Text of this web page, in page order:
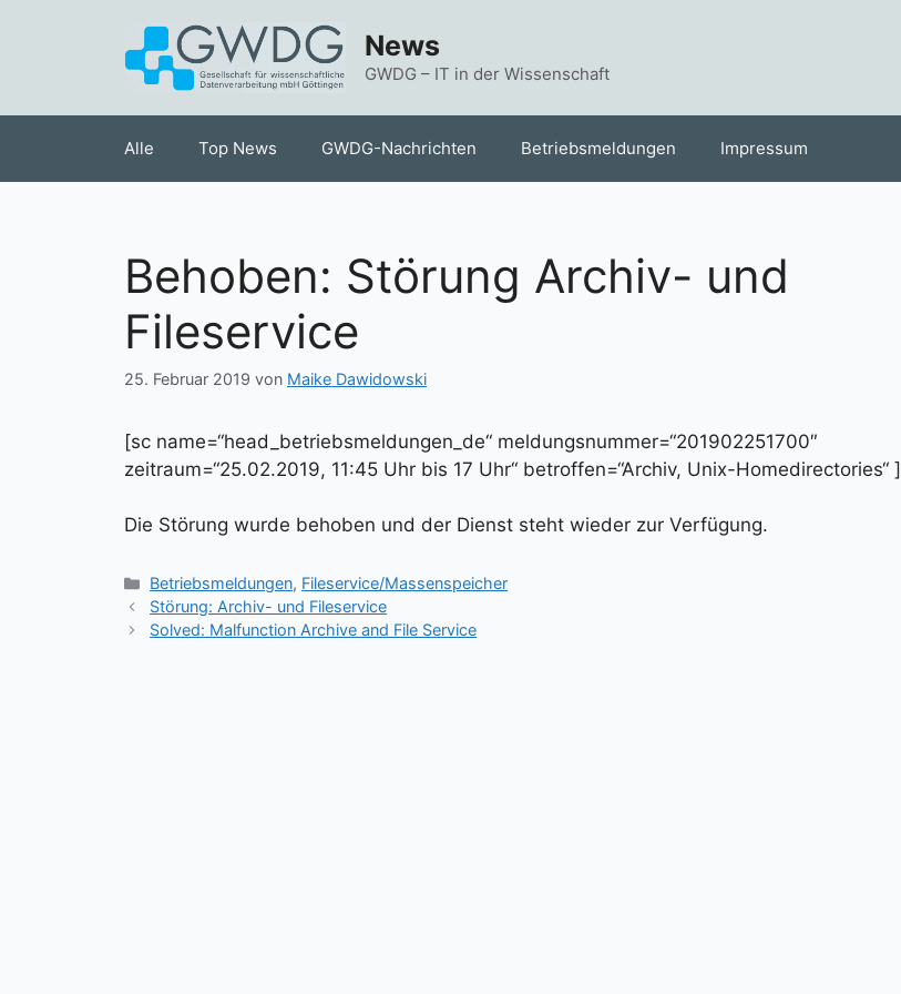
News
GWDG – IT in der Wissenschaft
Alle Top News GWDG-Nachrichten Betriebsmeldungen Impressum
Behoben: Störung Archiv- und
Fileservice
25. Februar 2019 von Maike Dawidowski
[sc name=“head_betriebsmeldungen_de“ meldungsnummer=“201902251700″
zeitraum=“25.02.2019, 11:45 Uhr bis 17 Uhr“ betroffen=“Archiv, Unix-Homedirectories“ ]
Die Störung wurde behoben und der Dienst steht wieder zur Verfügung.
Kategorien
Betriebsmeldungen, Fileservice/Massenspeicher
Störung: Archiv- und Fileservice
Solved: Malfunction Archive and File Service